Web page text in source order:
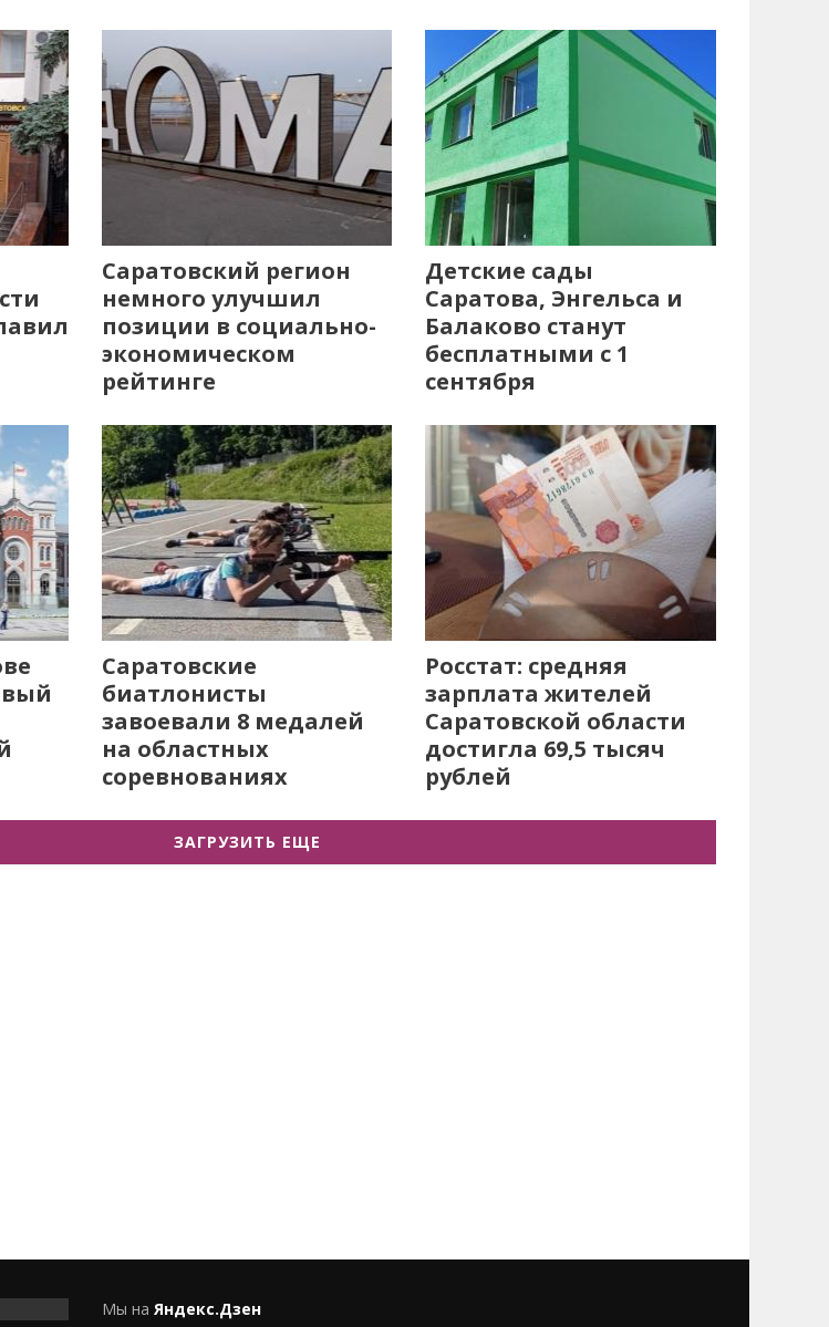
Саратовский регион
немного улучшил
позиции в социально-
экономическом
рейтинге
Детские сады
Саратова, Энгельса и
Балаково станут
бесплатными с 1
сентября
Саратовские
биатлонисты
завоевали 8 медалей
на областных
соревнованиях
Росстат: средняя
зарплата жителей
Саратовской области
достигла 69,5 тысяч
рублей
ЗАГРУЗИТЬ ЕЩЕ
Мы на Яндекс.Дзен